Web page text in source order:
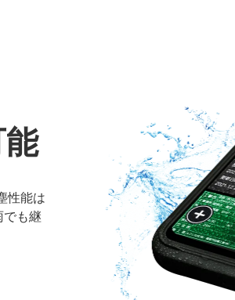
性能は
でも継